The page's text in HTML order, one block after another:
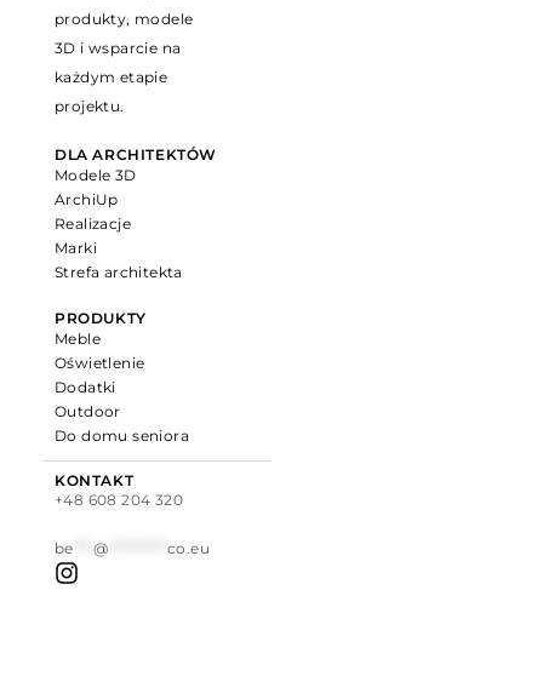
produkty, modele
3D i wsparcie na
każdym etapie
projektu.
DLA ARCHITEKTÓW
Modele 3D
ArchiUp
Realizacje
Marki
Strefa architekta
PRODUKTY
Meble
Oświetlenie
Dodatki
Outdoor
Do domu seniora
KONTAKT
+48 608 204 320
be ***@ *********co.eu